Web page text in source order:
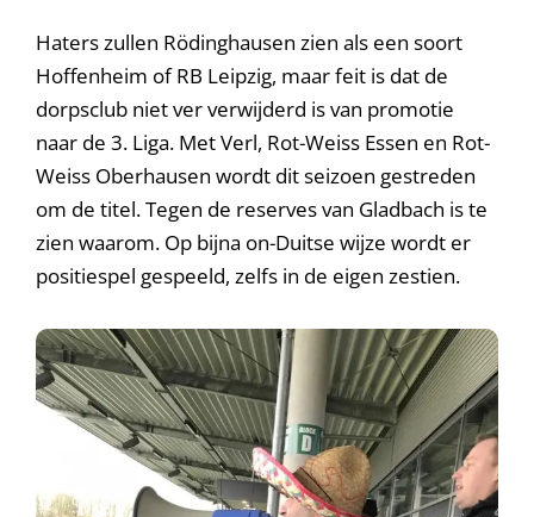
Haters zullen Rödinghausen zien als een soort
Hoffenheim of RB Leipzig, maar feit is dat de
dorpsclub niet ver verwijderd is van promotie
naar de 3. Liga. Met Verl, Rot-Weiss Essen en Rot-
Weiss Oberhausen wordt dit seizoen gestreden
om de titel. Tegen de reserves van Gladbach is te
zien waarom. Op bijna on-Duitse wijze wordt er
positiespel gespeeld, zelfs in de eigen zestien.